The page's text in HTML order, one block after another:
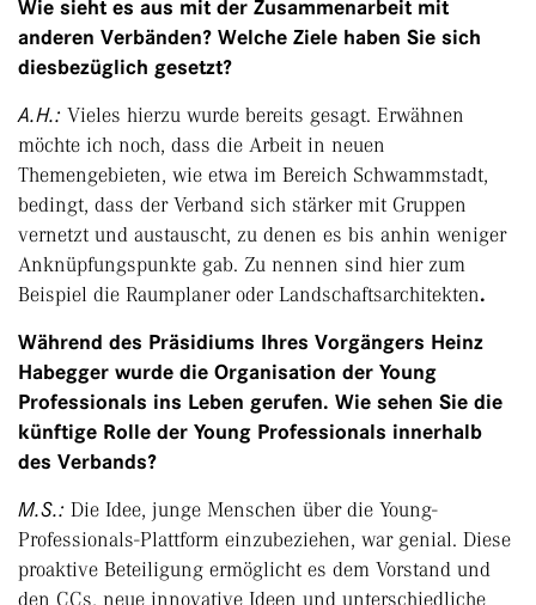
Wie sieht es aus mit der Zusammenarbeit mit
anderen Verbänden? Welche Ziele haben Sie sich
diesbezüglich gesetzt?
A.H.: Vieles hierzu wurde bereits gesagt. Erwähnen
möchte ich noch, dass die Arbeit in neuen
Themengebieten, wie etwa im Bereich Schwammstadt,
bedingt, dass der Verband sich stärker mit Gruppen
vernetzt und austauscht, zu denen es bis anhin weniger
Anknüpfungspunkte gab. Zu nennen sind hier zum
Beispiel die Raumplaner oder Landschaftsarchitekten.
Während des Präsidiums Ihres Vorgängers Heinz
Habegger wurde die Organisation der Young
Professionals ins Leben gerufen. Wie sehen Sie die
künftige Rolle der Young Professionals innerhalb
des Verbands?
M.S.: Die Idee, junge Menschen über die Young-
Professionals-Plattform einzubeziehen, war genial. Diese
proaktive Beteiligung ermöglicht es dem Vorstand und
den CCs, neue innovative Ideen und unterschiedliche